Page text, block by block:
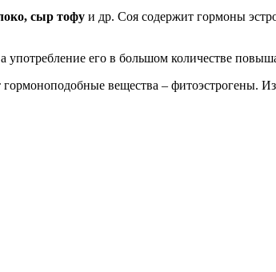
сыр тофу и др. Соя содержит гормоны
его в большом количестве
гормоноподобные вещества – фитоэстрогены.